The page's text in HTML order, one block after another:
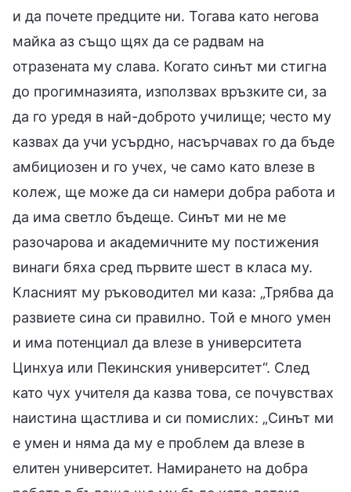
и да почете предците ни. Тогава като негова
майка аз също щях да се радвам на
отразената му слава. Когато синът ми стигна
до прогимназията, използвах връзките си, за
да го уредя в най-доброто училище; често му
казвах да учи усърдно, насърчавах го да бъде
амбициозен и го учех, че само като влезе в
колеж, ще може да си намери добра работа и
да има светло бъдеще. Синът ми не ме
разочарова и академичните му постижения
винаги бяха сред първите шест в класа му.
Класният му ръководител ми каза: „Трябва да
развиете сина си правилно. Той е много умен
и има потенциал да влезе в университета
Цинхуа или Пекинския университет“. След
като чух учителя да казва това, се почувствах
наистина щастлива и си помислих: „Синът ми
е умен и няма да му е проблем да влезе в
елитен университет. Намирането на добра